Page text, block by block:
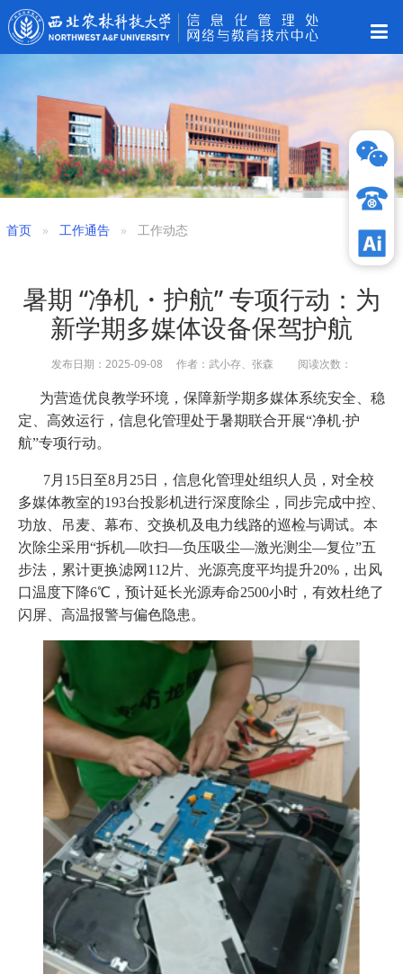
首页 工作通告 工作动态
暑期 “净机・护航” 专项行动：为
新学期多媒体设备保驾护航
发布日期：2025-09-08 作者：武小存、张森 阅读次数：
为营造优良教学环境，保障新学期多媒体系统安全、稳
定、高效运行，信息化管理处于暑期联合开展“净机·护
航”专项行动。
7月15日至8月25日，信息化管理处组织人员，对全校
多媒体教室的193台投影机进行深度除尘，同步完成中控、
功放、吊麦、幕布、交换机及电力线路的巡检与调试。本
次除尘采用“拆机—吹扫—负压吸尘—激光测尘—复位”五
步法，累计更换滤网112片、光源亮度平均提升20%，出风
口温度下降6℃，预计延长光源寿命2500小时，有效杜绝了
闪屏、高温报警与偏色隐患。